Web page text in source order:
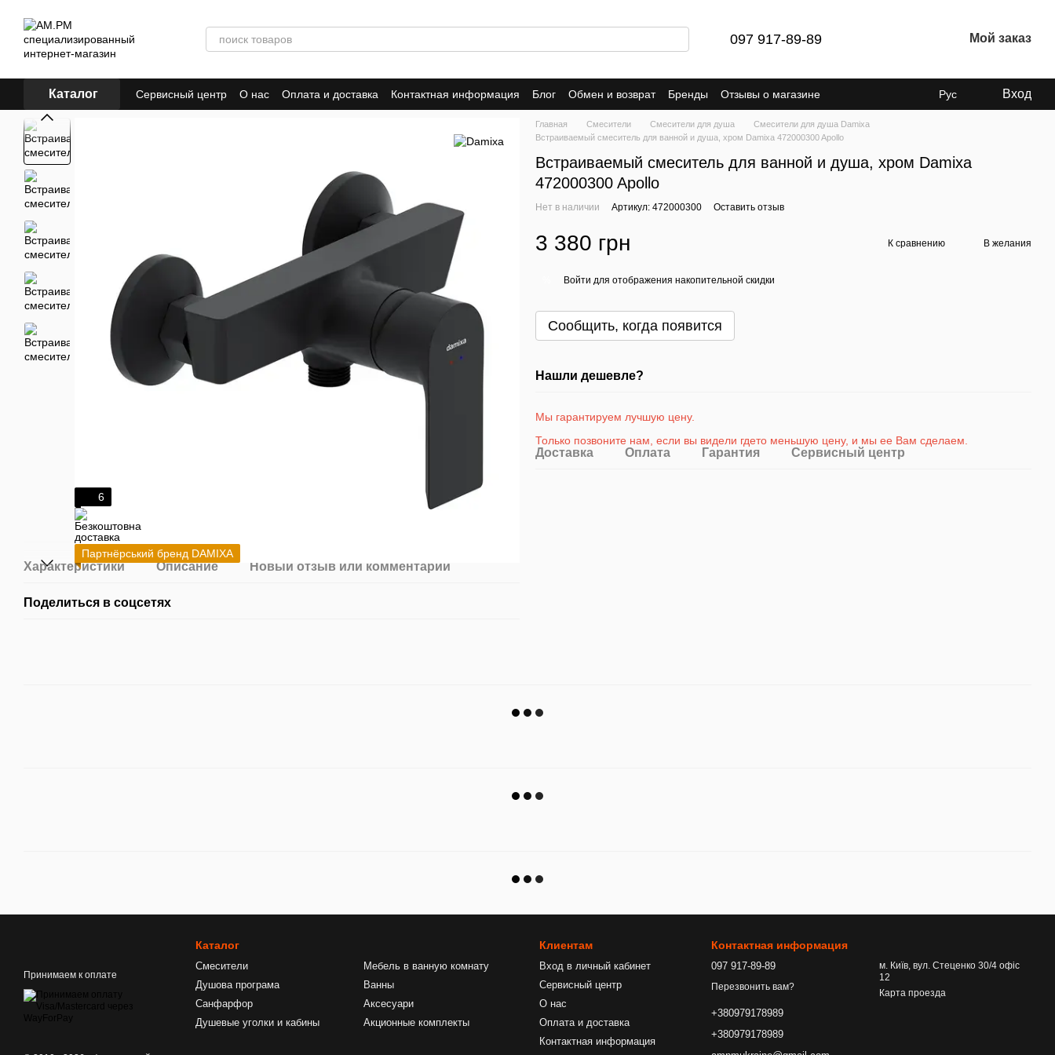
097 917-89-89 Мой заказ
Каталог Сервисный центр О нас Оплата и доставка Контактная информация Блог Обмен и возврат Бренды
Отзывы о магазине
ПУБЛИЧЕСКИЙ ДОГОВОР (ОФЕРТА)
Гарантия AM.PM Damixa
Рус Вход
6
Партнёрський бренд DAMIXA
Характеристики Описание Новый отзыв или комментарий
Поделиться в соцсетях
Главная Смесители Смесители для душа
Смесители для душа Damixa
Встраиваемый смеситель для ванной и душа, хром Damixa 472000300 Apollo
Встраиваемый смеситель для ванной и душа, хром Damixa
472000300 Apollo
Нет в наличии Артикул: 472000300 Оставить отзыв
3 380 грн К сравнению В желания
Войти для отображения накопительной скидки
Сообщить, когда появится
Нашли дешевле?
Мы гарантируем лучшую цену.
Только позвоните нам, если вы видели гдето меньшую цену, и мы ее Вам сделаем.
Доставка Оплата Гарантия Сервисный центр
Принимаем к оплате
Каталог
Смесители
Душова програма
Санфарфор
Душевые уголки и кабины
Мебель в ванную комнату
Ванны
Аксесуари
Акционные комплекты
Клиентам
Вход в личный кабинет
Сервисный центр
О нас
Оплата и доставка
Контактная информация
Контактная информация
097 917-89-89
Перезвонить вам?
+380979178989
+380979178989
м. Київ, вул. Стеценко 30/4 офіс
12
Карта проезда